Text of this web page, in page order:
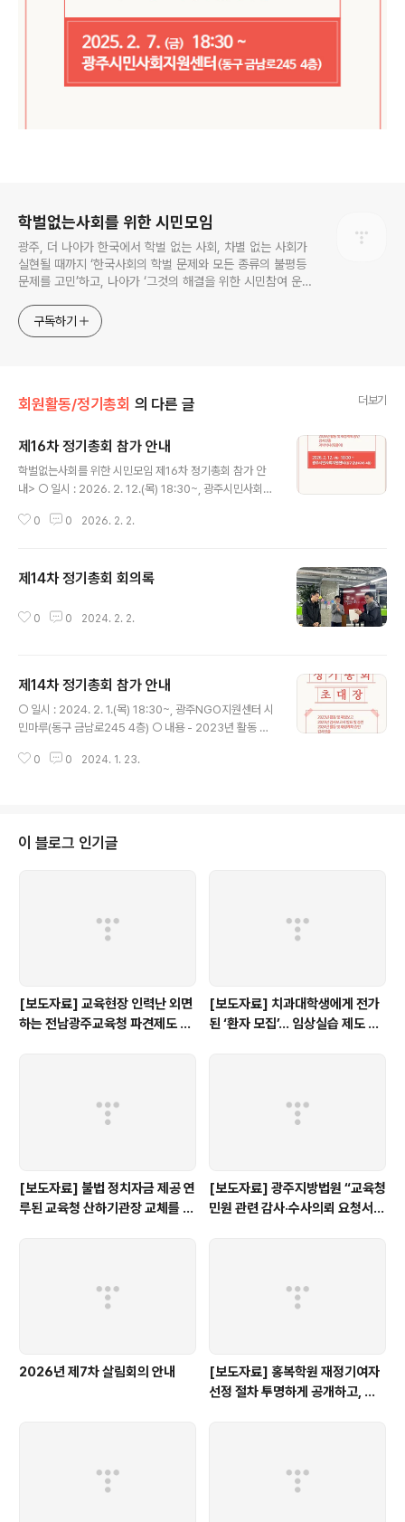
학벌없는사회를 위한 시민모임
광주, 더 나아가 한국에서 학벌 없는 사회, 차별 없는 사회가
실현될 때까지 ‘한국사회의 학벌 문제와 모든 종류의 불평등
문제를 고민’하고, 나아가 ‘그것의 해결을 위한 시민참여 운
구독하기
회원활동/정기총회 의 다른 글 더보기
제16차 정기총회 참가 안내
학벌없는사회를 위한 시민모임 제16차 정기총회 참가 안
내> ○ 일시 : 2026. 2. 12.(목) 18:30~, 광주시민사회지
5년 활동 및 재정보고 - 2025년 감사보고서 발표 및 승인
0 0 2026. 2. 2.
제14차 정기총회 회의록
0 0 2024. 2. 2.
제14차 정기총회 참가 안내
○ 일시 : 2024. 2. 1.(목) 18:30~, 광주NGO지원센터 시
민마루(동구 금남로245 4층) ○ 내용 - 2023년 활동 및
활동 및 재정계획 승인 - 감사선출 - 회원포상 - 저녁식사
0 0 2024. 1. 23.
이 블로그 인기글
[보도자료] 교육현장 인력난 외면
하는 전남광주교육청 파견제도 재
[보도자료] 치과대학생에게 전가
된 ‘환자 모집’… 임상실습 제도 개
[보도자료] 불법 정치자금 제공 연
루된 교육청 산하기관장 교체를 촉
[보도자료] 광주지방법원 “교육청
민원 관련 감사·수사의뢰 요청서,
2026년 제7차 살림회의 안내
[보도자료] 홍복학원 재정기여자
선정 절차 투명하게 공개하고, 철